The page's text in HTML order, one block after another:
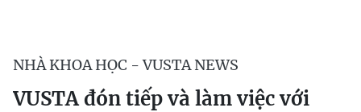
NHÀ KHOA HỌC - VUSTA NEWS
VUSTA đón tiếp và làm việc với